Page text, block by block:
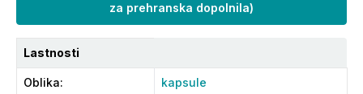
za prehranska dopolnila)
Lastnosti
Oblika: kapsule